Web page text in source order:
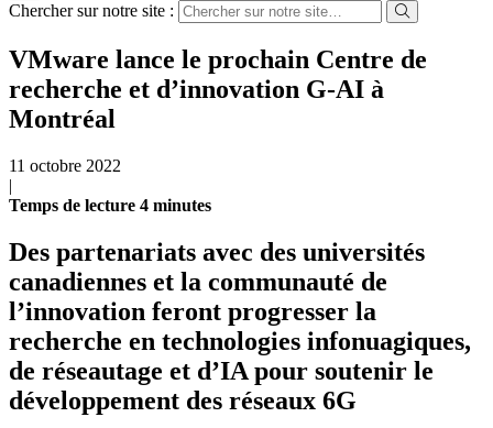
Chercher sur notre site :
VMware lance le prochain Centre de
recherche et d’innovation G-AI à
Montréal
11 octobre 2022
|
Temps de lecture 4 minutes
Des partenariats avec des universités
canadiennes et la communauté de
l’innovation feront progresser la
recherche en technologies infonuagiques,
de réseautage et d’IA pour soutenir le
développement des réseaux 6G